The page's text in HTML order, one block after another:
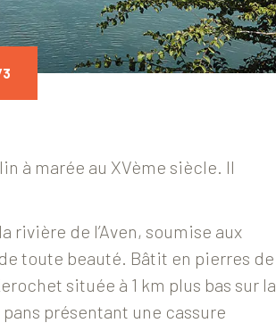
à marée au XVème siècle. Il
rivière de l’Aven, soumise aux
toute beauté. Bâtit en pierres de
située à 1 km plus bas sur la
présentant une cassure